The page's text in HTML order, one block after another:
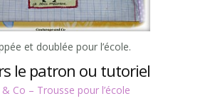
et doublée pour l’école.
le patron ou tutoriel
Co – Trousse pour l’école